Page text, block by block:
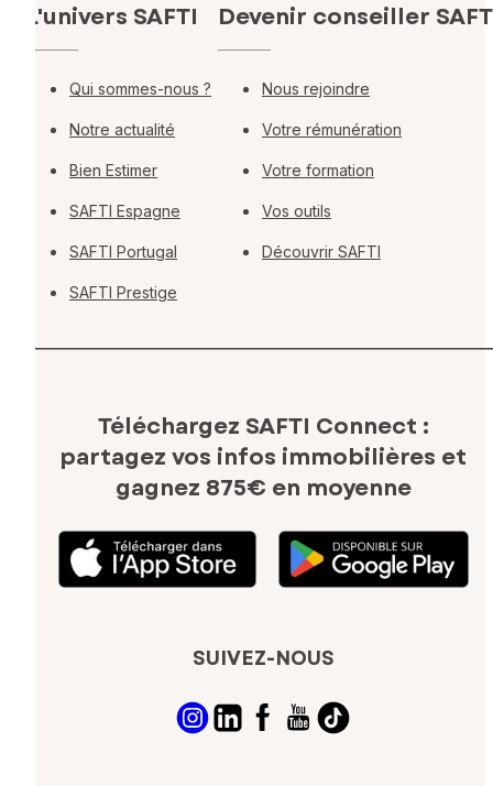
L'univers SAFTI
Qui sommes-nous ?
Notre actualité
Bien Estimer
SAFTI Espagne
SAFTI Portugal
SAFTI Prestige
Devenir conseiller
Nous rejoindre
Votre rémunération
Votre formation
Vos outils
Découvrir SAFTI
Téléchargez SAFTI Connect :
partagez vos infos immobilières et
gagnez 875€ en moyenne
SUIVEZ-NOUS